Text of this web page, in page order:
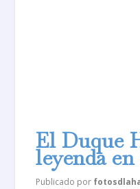
El Duque
leyenda
Publicado por